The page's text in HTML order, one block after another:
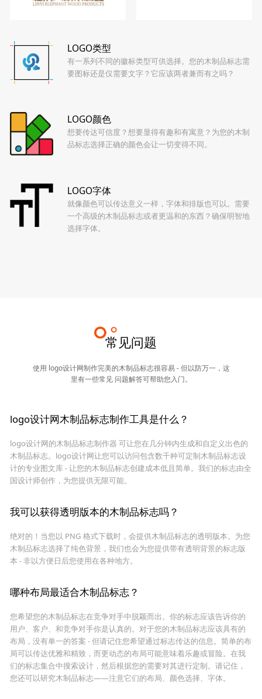
LOGO类型
有一系列不同的徽标类型可供选择。您的木制品标志需
要图标还是仅需要文字？它应该两者兼而有之吗？
LOGO颜色
想要传达可信度？想要显得有趣和有寓意？为您的木制
品标志选择正确的颜色会让一切变得不同。
LOGO字体
就像颜色可以传达意义一样，字体和排版也可以。需要
一个高级的木制品标志或者更温和的东西？确保明智地
选择字体。
常见问题
使用 logo设计网制作完美的木制品标志很容易 - 但以防万一，这
里有一些常见 问题解答可帮助您入门。
logo设计网木制品标志制作工具是什么？
logo设计网的木制品标志制作器 可让您在几分钟内生成和自定义出色的
木制品标志。logo设计网让您可以访问包含数千种可定制木制品标志设
计的专业图文库 - 让您的木制品标志创建成本低且简单。我们的标志由全
国设计师创作，为您提供无限可能。
我可以获得透明版本的木制品标志吗？
绝对的！当您以 PNG 格式下载时，会提供木制品标志的透明版本。为您
木制品标志选择了纯色背景，我们也会为您提供带有透明背景的标志版
本 - 非以方便日后您使用在各种地方。
哪种布局最适合木制品标志？
您希望您的木制品标志在竞争对手中脱颖而出。你的标志应该告诉你的
用户、客户、和竞争对手你是认真的。对于您的木制品标志应该具有的
布局，没有单一的答案 - 但请记住您希望通过标志传达的信息。简单的布
局可以传达优雅和精致，而更动态的布局可能意味着乐趣或冒险。在我
们的标志集合中搜索设计，然后根据您的需要对其进行定制。请记住，
您还可以研究木制品标志——注意它们的布局、颜色选择、字体。